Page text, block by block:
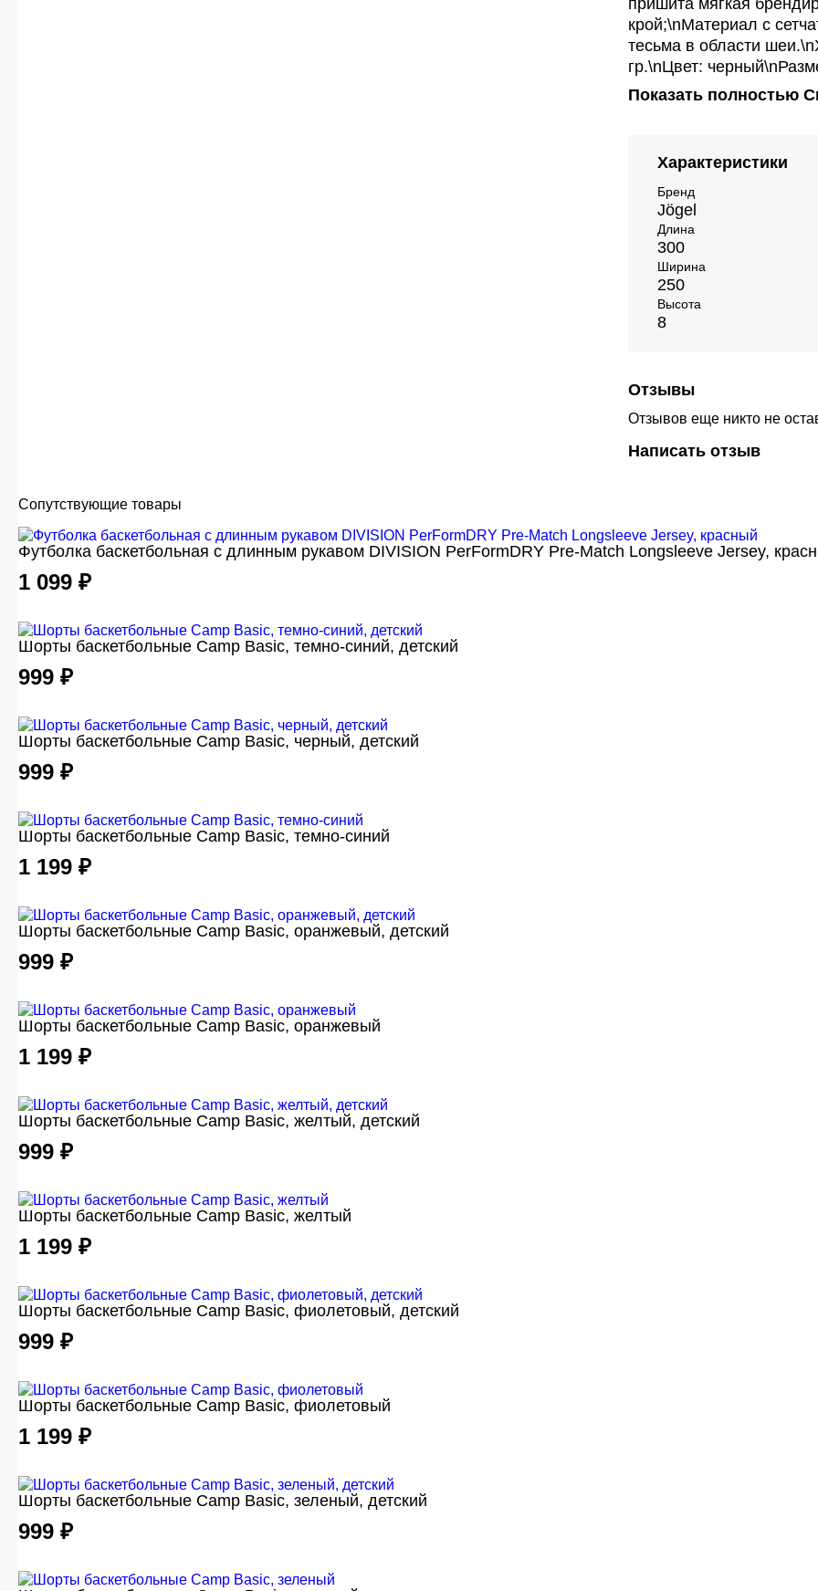
пришита мягкая
крой;\nМатериал с
тесьма в области
гр.\nЦвет:
Показать полностью
Характеристики
Бренд
Jögel
Длина
300
Ширина
250
Высота
8
Отзывы
Отзывов еще никто не
Написать отзыв
Сопутствующие товары
Футболка баскетбольная с длинным рукавом DIVISION PerFormDRY Pre-Match Longsleeve Jersey,
1 099 ₽
Шорты баскетбольные Camp Basic, темно-синий, детский
999 ₽
Шорты баскетбольные Camp Basic, черный, детский
999 ₽
Шорты баскетбольные Camp Basic, темно-синий
1 199 ₽
Шорты баскетбольные Camp Basic, оранжевый, детский
999 ₽
Шорты баскетбольные Camp Basic, оранжевый
1 199 ₽
Шорты баскетбольные Camp Basic, желтый, детский
999 ₽
Шорты баскетбольные Camp Basic, желтый
1 199 ₽
Шорты баскетбольные Camp Basic, фиолетовый, детский
999 ₽
Шорты баскетбольные Camp Basic, фиолетовый
1 199 ₽
Шорты баскетбольные Camp Basic, зеленый, детский
999 ₽